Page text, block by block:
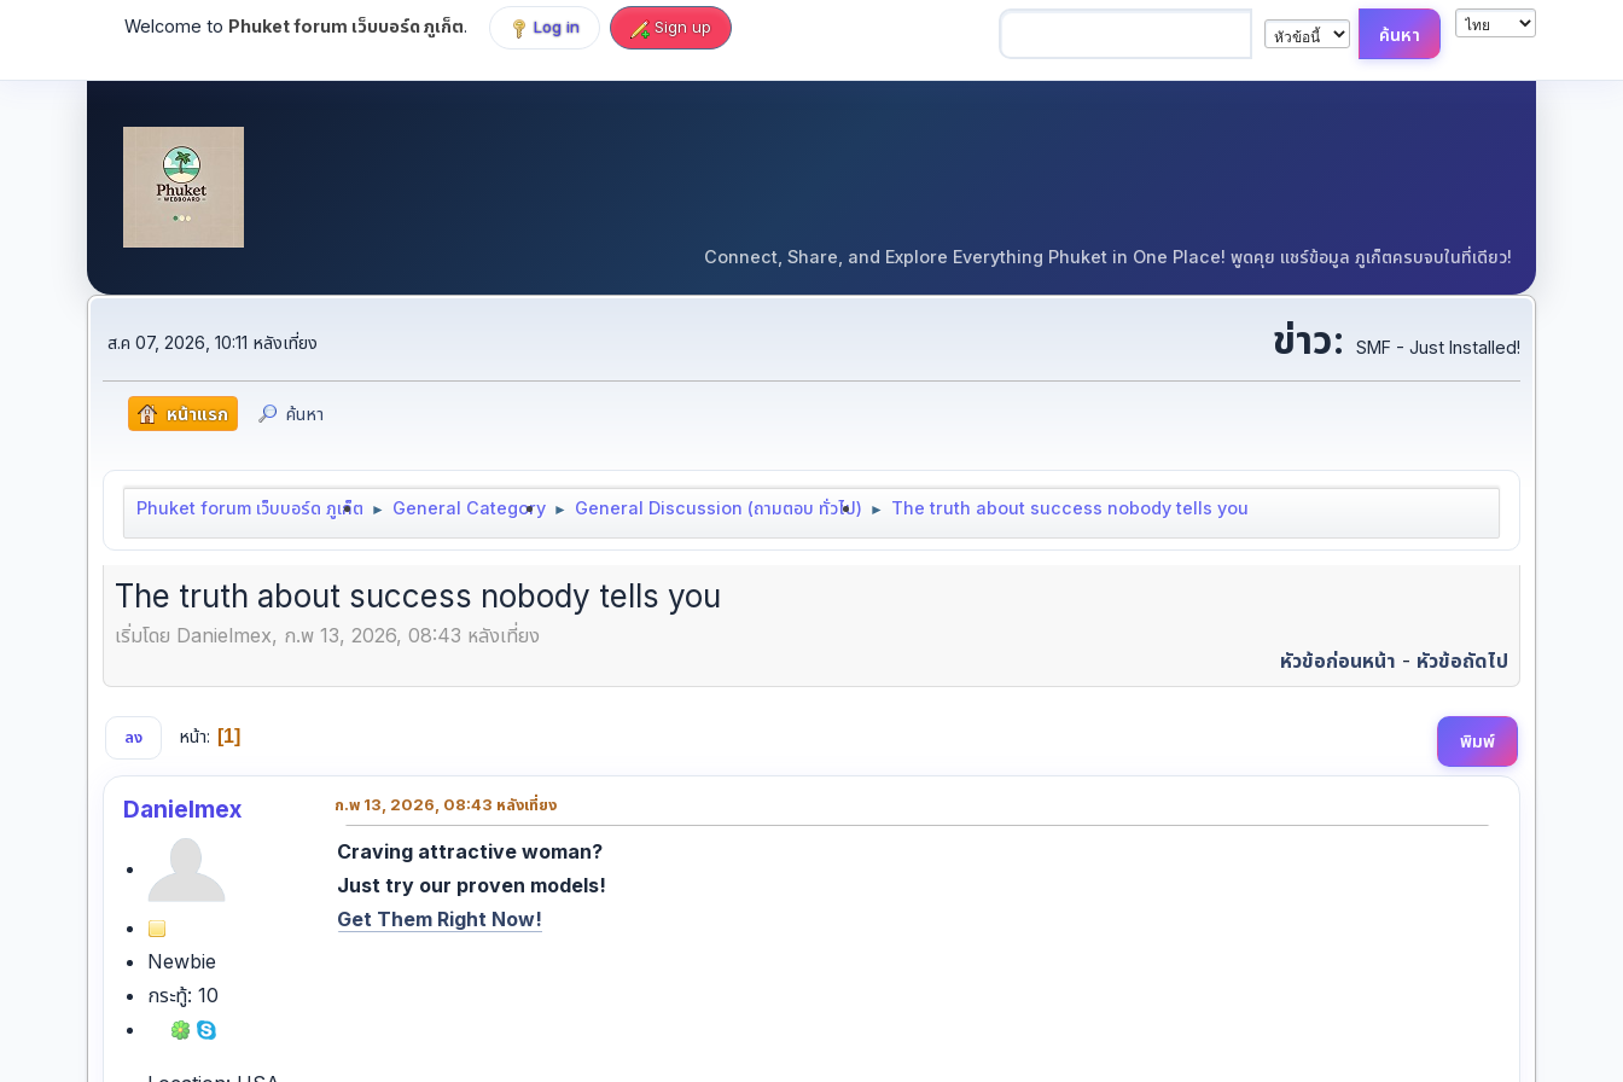
Welcome to Phuket forum เว็บบอร์ด ภูเก็ต. Log in Sign up
Connect, Share, and Explore Everything Phuket in One Place! พูดคุย แชร์ข้อมูล ภูเก็ตครบจบในที่เดียว!
ส.ค 07, 2026, 10:11 หลังเที่ยง ข่าว: SMF - Just Installed!
หน้าแรก ค้นหา
Phuket forum เว็บบอร์ด ภูเก็ต ► General Category ► General Discussion (ถามตอบ ทั่วไป) ► The truth about success nobody tells you
The truth about success nobody tells you
เริ่มโดย Danielmex, ก.พ 13, 2026, 08:43 หลังเที่ยง
หัวข้อก่อนหน้า - หัวข้อถัดไป
พิมพ์
ลง หน้า 1
Danielmex
Newbie
กระทู้: 10
ก.พ 13, 2026, 08:43 หลังเที่ยง
Craving attractive woman?
Just try our proven models!
Get Them Right Now!